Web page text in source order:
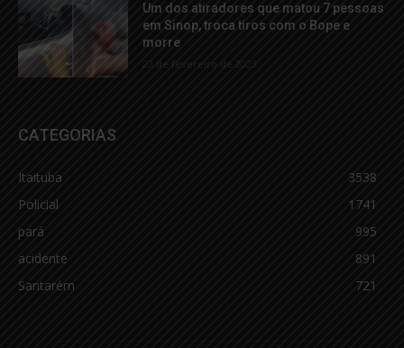
Um dos atiradores que matou 7 pessoas
em Sinop, troca tiros com o Bope e
morre
22 de fevereiro de 2023
CATEGORIAS
Itaituba
3538
Policial
1741
pará
995
acidente
891
Santarém
721